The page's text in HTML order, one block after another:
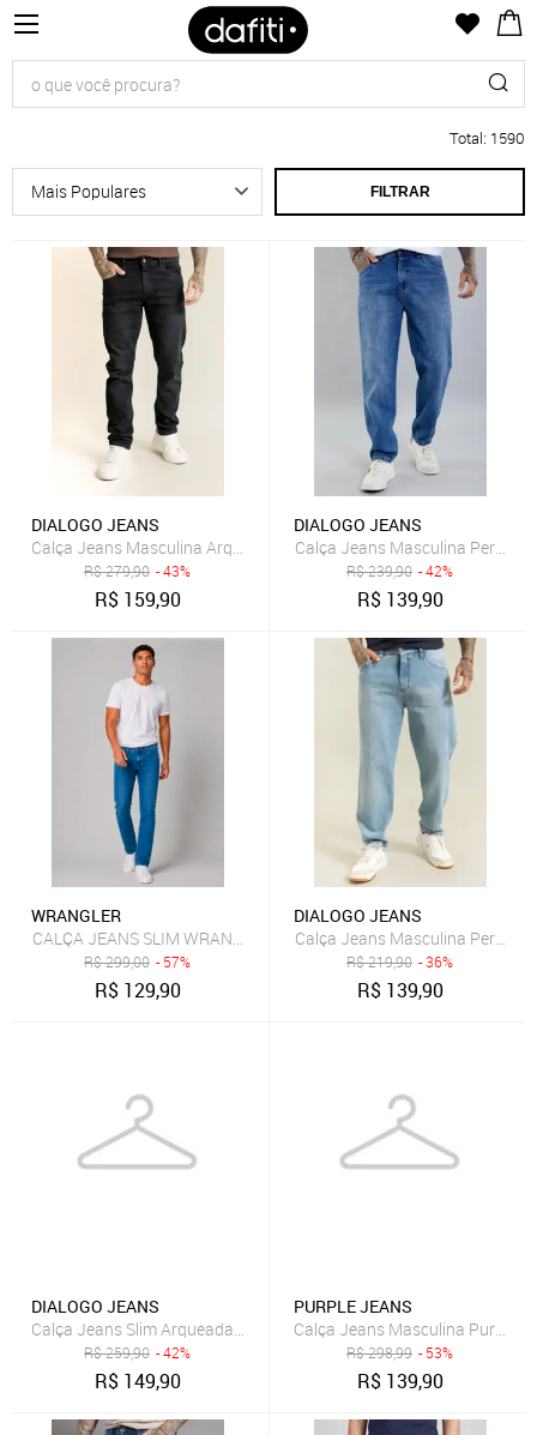
Total: 1590
FILTRAR
DIALOGO JEANS
Calça Jeans Masculina Arqueada Preta com Elastano Dialogo Preto
R$279,90 - 43%
R$ 159,90
DIALOGO JEANS
Calça Jeans Masculina Perna
R$239,90 - 42%
R$ 139,90
WRANGLER
CALÇA JEANS SLIM WRANGLER RT OR JEANS
R$299,00 - 57%
R$ 129,90
DIALOGO JEANS
Calça Jeans Masculina Perna
R$219,90 - 36%
R$ 139,90
DIALOGO JEANS
Calça Jeans Slim Arqueada Masculina Lavagem Clara Dialogo jeans
R$259,90 - 42%
R$ 149,90
PURPLE JEANS
Calça Jeans Masculina Purple
R$298,99 - 53%
R$ 139,90